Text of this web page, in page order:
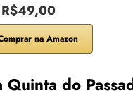
R$49,00
na Amazon
Quinta do